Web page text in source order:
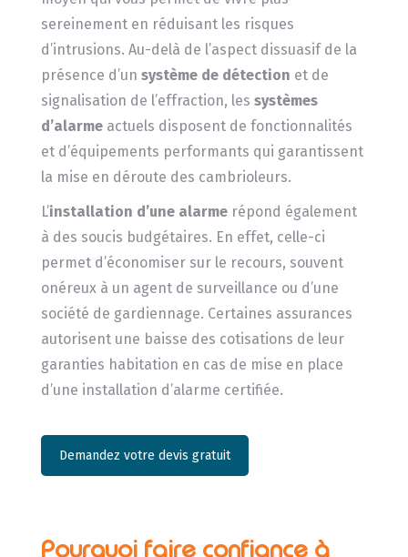
sereinement en réduisant les risques
d’intrusions. Au-delà de l’aspect dissuasif de la
présence d’un système de détection et de
signalisation de l’effraction, les systèmes
d’alarmeactuels disposent de fonctionnalités
et d’équipements performants qui garantissent
la mise en déroute des cambrioleurs.
L’installation d’une alarmerépond également
à des soucis budgétaires. En effet, celle-ci
permet d’économiser sur le recours, souvent
onéreux à un agent de surveillance ou d’une
société de gardiennage. Certaines assurances
autorisent une baisse des cotisations de leur
garanties habitation en cas de mise en place
d’une installation d’alarme certifiée.
Demandez votre devis gratuit
Pourquoi faire confiance à